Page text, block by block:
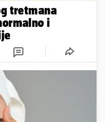
tretmana
i